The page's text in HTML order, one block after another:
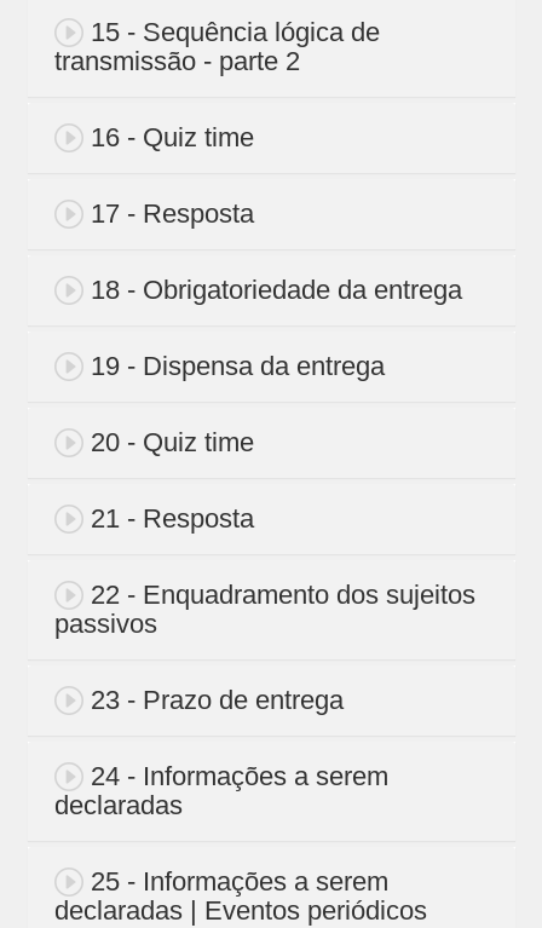
15 - Sequência lógica de
transmissão - parte 2
16 - Quiz time
17 - Resposta
18 - Obrigatoriedade da entrega
19 - Dispensa da entrega
20 - Quiz time
21 - Resposta
22 - Enquadramento dos sujeitos
passivos
23 - Prazo de entrega
24 - Informações a serem
declaradas
25 - Informações a serem
declaradas | Eventos periódicos